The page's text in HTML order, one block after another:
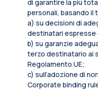
di garantire la più
personali, basando il
a) su decisioni di
destinatari espresse
b) su garanzie
terzo destinatario ai
Regolamento UE;
c) sull’adozione di
Corporate binding